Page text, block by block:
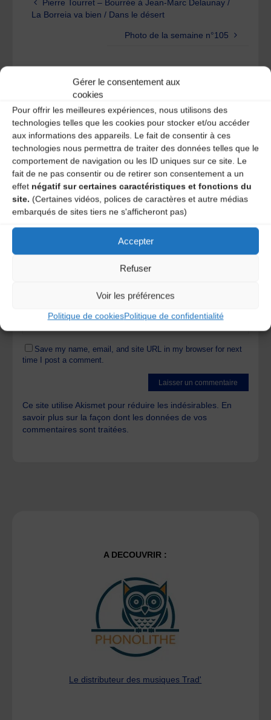
Gérer le consentement aux
cookies
Pour offrir les meilleures expériences, nous utilisons des
technologies telles que les cookies pour stocker et/ou accéder
aux informations des appareils. Le fait de consentir à ces
technologies nous permettra de traiter des données telles que le
comportement de navigation ou les ID uniques sur ce site. Le
fait de ne pas consentir ou de retirer son consentement a un
effet négatif sur certaines caractéristiques et fonctions du
site. (Certaines vidéos, polices de caractères et autre médias
embarqués de sites tiers ne s'afficheront pas)
Accepter
Refuser
Voir les préférences
Politique de cookiesPolitique de confidentialité
Pierre Tourret – Bourrée à Jean-Marc Delaunay /
La Borreia va bien / Dans le désert
Photo de la semaine n°105
Laisser un
commentaire
Votre adresse e-mail ne sera pas publiée. Les champs
obligatoires sont indiqués avec *
Save my name, email, and site URL in my browser for next
time I post a comment.
Ce site utilise Akismet pour réduire les indésirables. En
savoir plus sur la façon dont les données de vos
commentaires sont traitées.
A DECOUVRIR :
Le distributeur des musiques Trad'